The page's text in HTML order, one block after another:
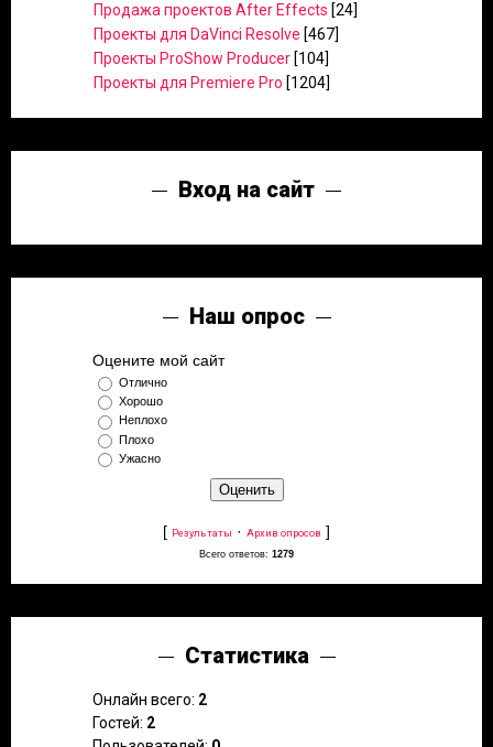
Продажа проектов After Effects [24]
Проекты для DaVinci Resolve [467]
Проекты ProShow Producer [104]
Проекты для Premiere Pro [1204]
Вход на сайт
Наш опрос
Оцените мой сайт
Отлично
Хорошо
Неплохо
Плохо
Ужасно
[ Результаты · Архив опросов ]
Всего ответов: 1279
Статистика
Онлайн всего: 2
Гостей: 2